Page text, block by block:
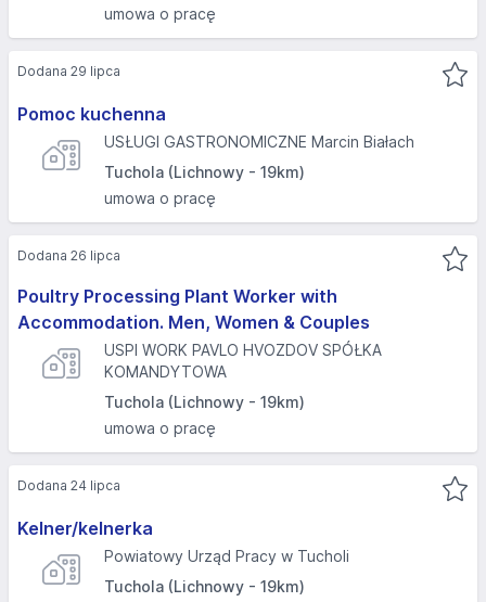
umowa o pracę
Pomoc kuchenna
USŁUGI GASTRONOMICZNE Marcin Białach
Tuchola (Lichnowy - 19km)
umowa o pracę
Dodana 29 lipca
Poultry Processing Plant Worker with
Accommodation. Men, Women & Couples
USPI WORK PAVLO HVOZDOV SPÓŁKA
KOMANDYTOWA
Tuchola (Lichnowy - 19km)
umowa o pracę
Dodana 26 lipca
Kelner/kelnerka
Powiatowy Urząd Pracy w Tucholi
Tuchola (Lichnowy - 19km)
Dodana 24 lipca